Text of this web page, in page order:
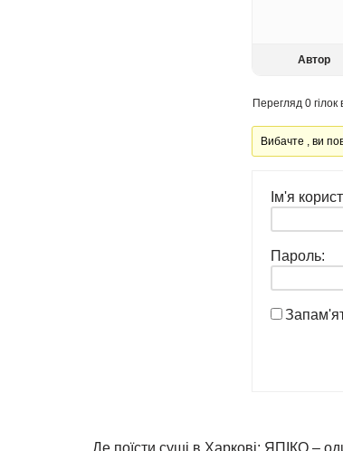
Автор
Перегляд 0 гілок
Вибачте , ви
Ім'я
Пароль:
Де поїсти суші в Харкові: ЯПІКО –